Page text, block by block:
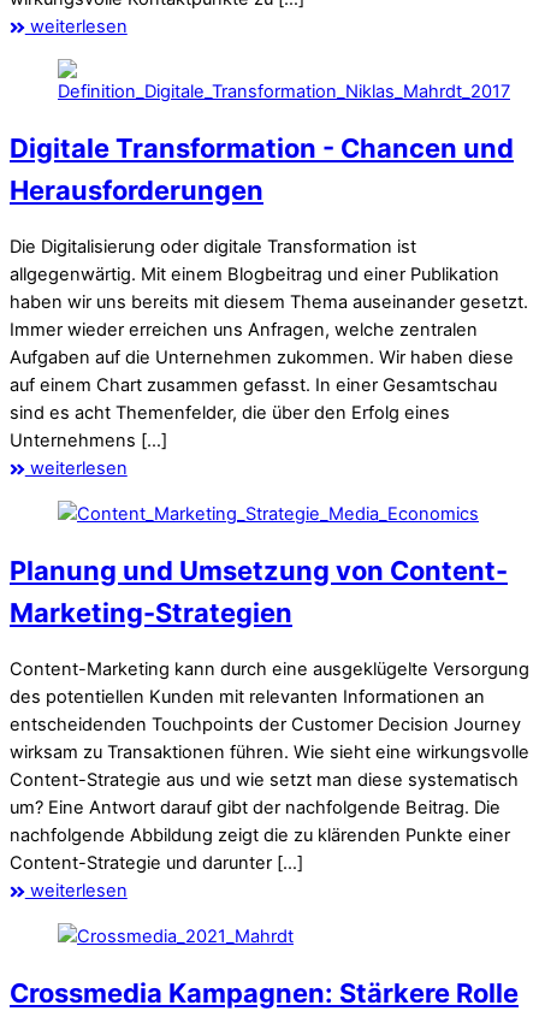
weiterlesen
Digitale Transformation - Chancen und
Herausforderungen
Die Digitalisierung oder digitale Transformation ist
allgegenwärtig. Mit einem Blogbeitrag und einer Publikation
haben wir uns bereits mit diesem Thema auseinander gesetzt.
Immer wieder erreichen uns Anfragen, welche zentralen
Aufgaben auf die Unternehmen zukommen. Wir haben diese
auf einem Chart zusammen gefasst. In einer Gesamtschau
sind es acht Themenfelder, die über den Erfolg eines
Unternehmens […]
weiterlesen
Planung und Umsetzung von Content-
Marketing-Strategien
Content-Marketing kann durch eine ausgeklügelte Versorgung
des potentiellen Kunden mit relevanten Informationen an
entscheidenden Touchpoints der Customer Decision Journey
wirksam zu Transaktionen führen. Wie sieht eine wirkungsvolle
Content-Strategie aus und wie setzt man diese systematisch
um? Eine Antwort darauf gibt der nachfolgende Beitrag. Die
nachfolgende Abbildung zeigt die zu klärenden Punkte einer
Content-Strategie und darunter […]
weiterlesen
Crossmedia Kampagnen: Stärkere Rolle